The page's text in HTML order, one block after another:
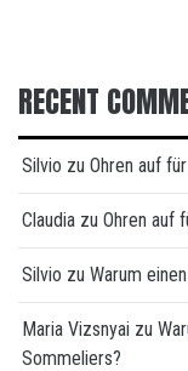
RECENT
Silvio zu Ohren auf
Claudia zu Ohren auf
Silvio zu Warum
Maria Vizsnyai zu
Sommeliers?